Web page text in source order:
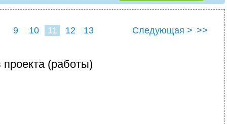
9 10 11 12 13 Следующая > >>
(работы)